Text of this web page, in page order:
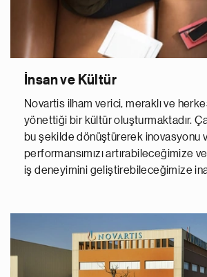
İnsan ve Kültür
Novartis ilham verici, meraklı ve
yönettiği bir kültür oluşturmaktadır.
bu şekilde dönüştürerek inovasyonu
performansımızı artırabileceğimize ve
iş deneyimini geliştirebileceğimize